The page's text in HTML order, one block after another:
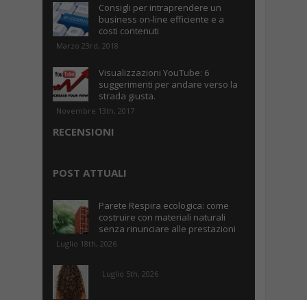
Consigli per intraprendere un
business on-line efficiente e a
costi contenuti
Marzo 23rd, 2018
Visualizzazioni YouTube: 6
suggerimenti per andare verso la
strada giusta.
Novembre 13th, 2017
RECENSIONI
POST ATTUALI
Parete Respira ecologica: come
costruire con materiali naturali
senza rinunciare alle prestazioni
Luglio 18th, 2026
Luglio 5th, 2026